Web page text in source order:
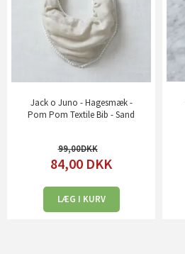
Jack o Juno - Hagesmæk -
Pom Pom Textile Bib - Sand
99,00
84,00 DKK
LÆG I KURV